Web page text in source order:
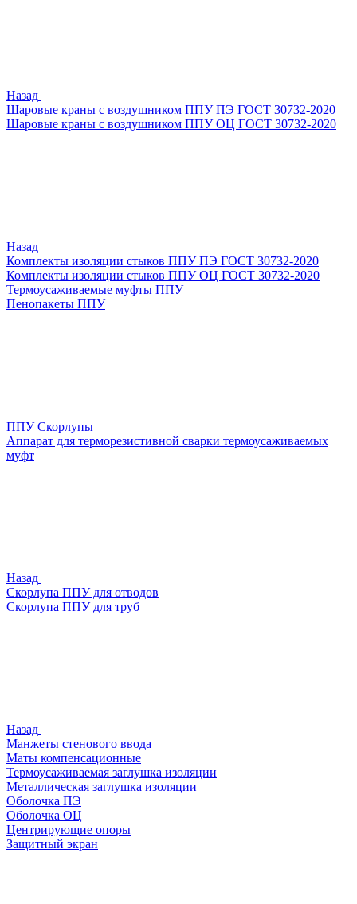
Назад
Шаровые краны с воздушником ППУ ПЭ ГОСТ 30732-2020
Шаровые краны с воздушником ППУ ОЦ ГОСТ 30732-2020
Назад
Комплекты изоляции стыков ППУ ПЭ ГОСТ 30732-2020
Комплекты изоляции стыков ППУ ОЦ ГОСТ 30732-2020
Термоусаживаемые муфты ППУ
Пенопакеты ППУ
ППУ Скорлупы
Аппарат для терморезистивной сварки термоусаживаемых
муфт
Назад
Скорлупа ППУ для отводов
Скорлупа ППУ для труб
Назад
Манжеты стенового ввода
Маты компенсационные
Термоусаживаемая заглушка изоляции
Металлическая заглушка изоляции
Оболочка ПЭ
Оболочка ОЦ
Центрирующие опоры
Защитный экран